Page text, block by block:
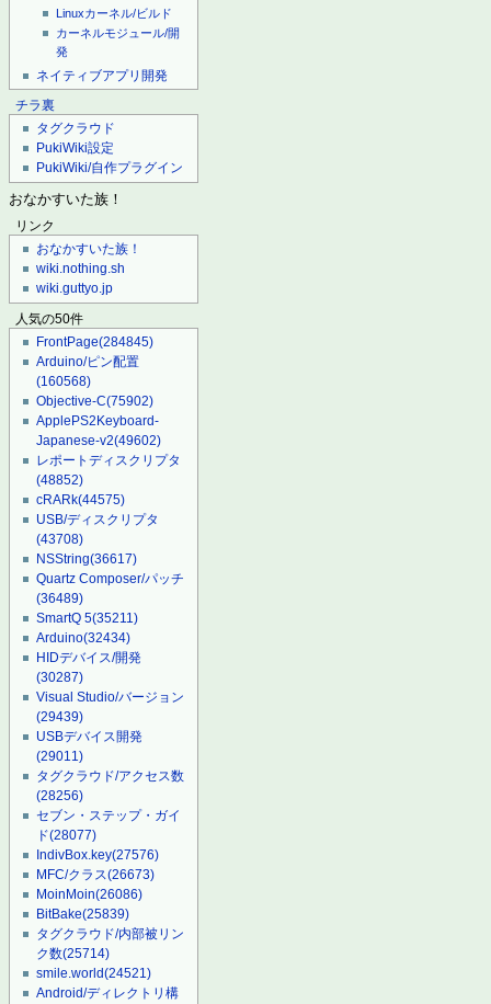
Linuxカーネル/ビルド
カーネルモジュール/開
発
ネイティブアプリ開発
チラ裏
タグクラウド
PukiWiki設定
PukiWiki/自作プラグイン
おなかすいた族！
リンク
おなかすいた族！
wiki.nothing.sh
wiki.guttyo.jp
人気の50件
FrontPage(284845)
Arduino/ピン配置
(160568)
Objective-C(75902)
ApplePS2Keyboard-
Japanese-v2(49602)
レポートディスクリプタ
(48852)
cRARk(44575)
USB/ディスクリプタ
(43708)
NSString(36617)
Quartz Composer/パッチ
(36489)
SmartQ 5(35211)
Arduino(32434)
HIDデバイス/開発
(30287)
Visual Studio/バージョン
(29439)
USBデバイス開発
(29011)
タグクラウド/アクセス数
(28256)
セブン・ステップ・ガイ
ド(28077)
IndivBox.key(27576)
MFC/クラス(26673)
MoinMoin(26086)
BitBake(25839)
タグクラウド/内部被リン
ク数(25714)
smile.world(24521)
Android/ディレクトリ構